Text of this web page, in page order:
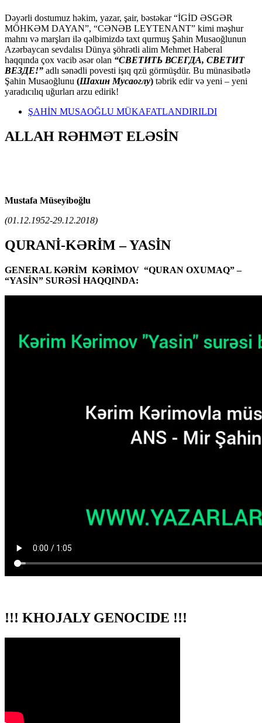
Dəyərli dostumuz həkim, yazar, şair, bəstəkar “İGİD ƏSGƏR
MÖHKƏM DAYAN”, “CƏNƏB LEYTENANT” kimi məşhur
mahnı və marşları ilə qəlbimizdə taxt qurmuş Şahin Musaoğlunun
Azərbaycan sevdalısı Dünya şöhrətli alim Mehmet Haberal
haqqında çox vacib əsər olan “СВЕТИТЬ ВСЕГДА, СВЕТИТ
ВЕЗДЕ!” adlı sənədli povesti işıq qzü görmüşdür. Bu münasibətlə
Şahin Musaoğlunu (Шахин Мусаоглу) təbrik edir və yeni – yeni
yaradıcılıq uğurları arzu edirik!
ŞAHİN MUSAOĞLU MÜKAFATLANDIRILDI
ALLAH RƏHMƏT ELƏSİN
Mustafa Müseyiboğlu
(01.12.1952-29.12.2018)
QURANİ-KƏRİM – YASİN
GENERAL KƏRİM KƏRİMOV “QURAN OXUMAQ” –
“YASİN” SURƏSİ HAQQINDA:
!!! KHOJALY GENOCIDE !!!